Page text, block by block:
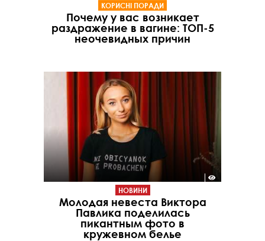
КОРИСНІ ПОРАДИ
Почему у вас возникает
раздражение в вагине: ТОП-5
неочевидных причин
НОВИНИ
Молодая невеста Виктора
Павлика поделилась
пикантным фото в
кружевном белье